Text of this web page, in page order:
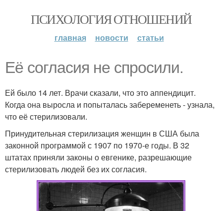
ПСИХОЛОГИЯ ОТНОШЕНИЙ
главная новости статьи
Её согласия не спросили.
Ей было 14 лет. Врачи сказали, что это аппендицит.
Когда она выросла и попыталась забеременеть - узнала,
что её стерилизовали.
Принудительная стерилизация женщин в США была
законной программой с 1907 по 1970-е годы. В 32
штатах приняли законы о евгенике, разрешающие
стерилизовать людей без их согласия.